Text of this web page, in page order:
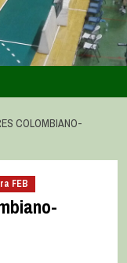
COLOMBIANO-
FEB